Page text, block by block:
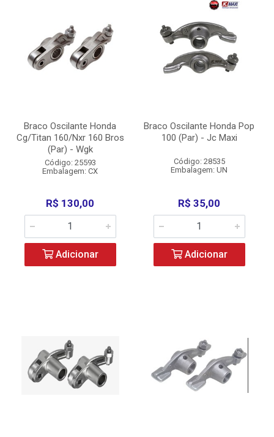
Braco Oscilante Honda
Cg/Titan 160/Nxr 160 Bros
(Par) - Wgk
Código: 25593
Embalagem: CX
R$ 130,00
Adicionar
Braco Oscilante Honda Pop
100 (Par) - Jc Maxi
Código: 28535
Embalagem: UN
R$ 35,00
Adicionar